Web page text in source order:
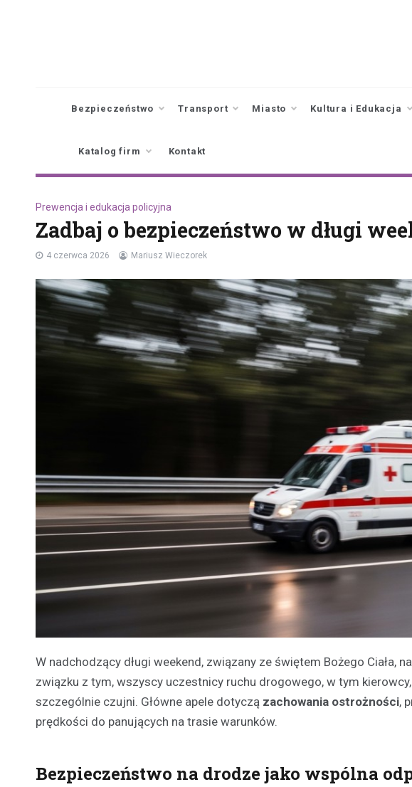
Bezpieczeństwo Transport Miasto Kultura i Edukacja
Katalog firm Kontakt
Prewencja i edukacja policyjna
Zadbaj o bezpieczeństwo w długi
4 czerwca 2026 Mariusz Wieczorek
W nadchodzący długi weekend, związany ze świętem Bożego Ciała,
związku z tym, wszyscy uczestnicy ruchu drogowego, w tym
szczególnie czujni. Główne apele dotyczą zachowania ostrożności,
prędkości do panujących na trasie warunków.
Bezpieczeństwo na drodze jako wspólna